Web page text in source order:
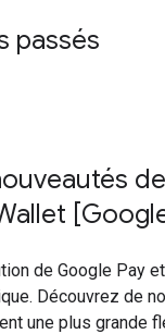
passés
de Google Pay
Découvrez de
une plus grande